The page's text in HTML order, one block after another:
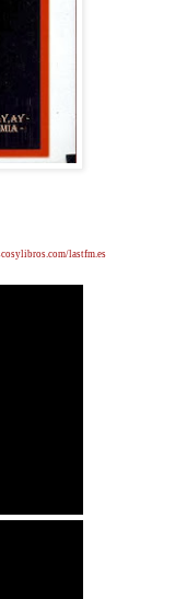
lastfm.es